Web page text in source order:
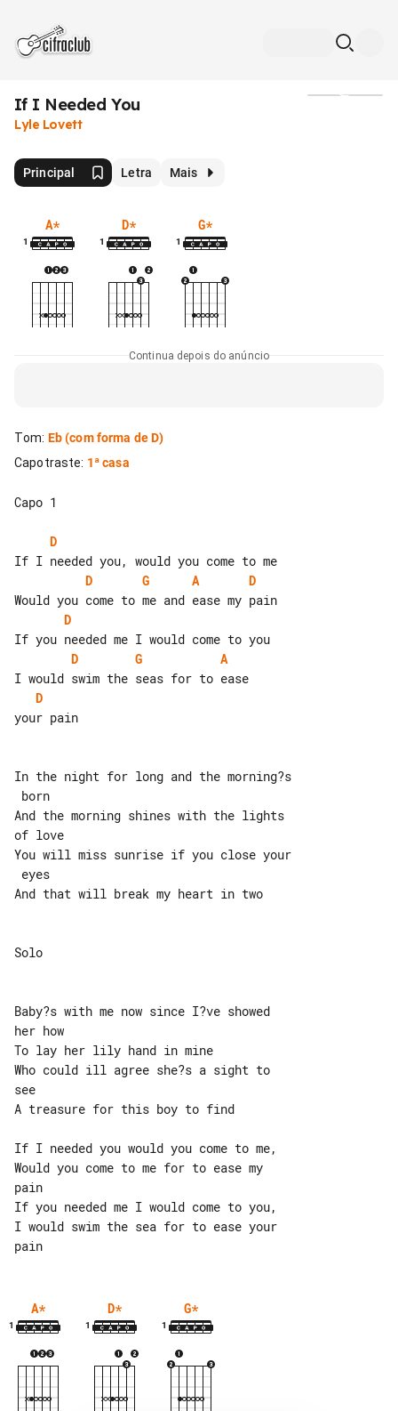
If I Needed You
Lyle Lovett
Principal Letra Mais
A*
1
D*
1
G*
1
Continua depois do anúncio
Tom: Eb(com forma de D)
Capotraste: 1ª casa
Capo 1
D
D
G A
D
D
D
G
A
D
your pain
In the night for long and the morning?s
And the morning shines with the lights
of love
You will miss sunrise if you close your
And that will break my heart in two
Solo
Baby?s with me now since I?ve showed
her how
To lay her lily hand in mine
Who could ill agree she?s a sight to
see
A treasure for this boy to find
If I needed you would you come to me,
Would you come to me for to ease my
pain
If you needed me I would come to you,
I would swim the sea for to ease your
A*
1
D*
1
G*
1